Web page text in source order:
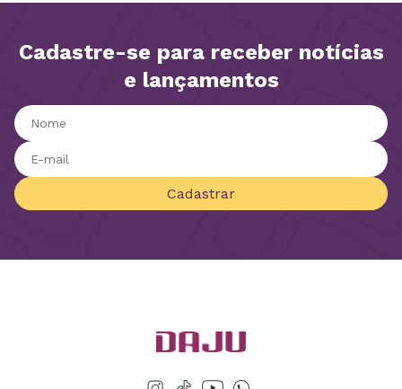
Cadastre-se para receber notícias
e lançamentos
Cadastrar